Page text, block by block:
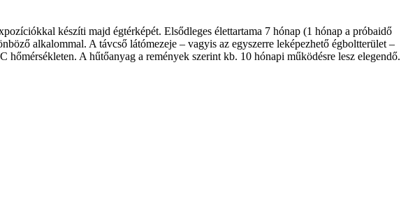
készíti majd égtérképét. Elsődleges élettartama 7 hónap (1 hónap a próbaidő
alkalommal. A távcső látómezeje – vagyis az egyszerre leképezhető égboltterület –
A hűtőanyag a remények szerint kb. 10 hónapi működésre lesz elegendő.